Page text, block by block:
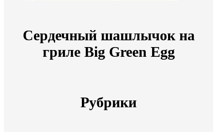
Сердечный шашлычок на
гриле Big Green Egg
Рубрики